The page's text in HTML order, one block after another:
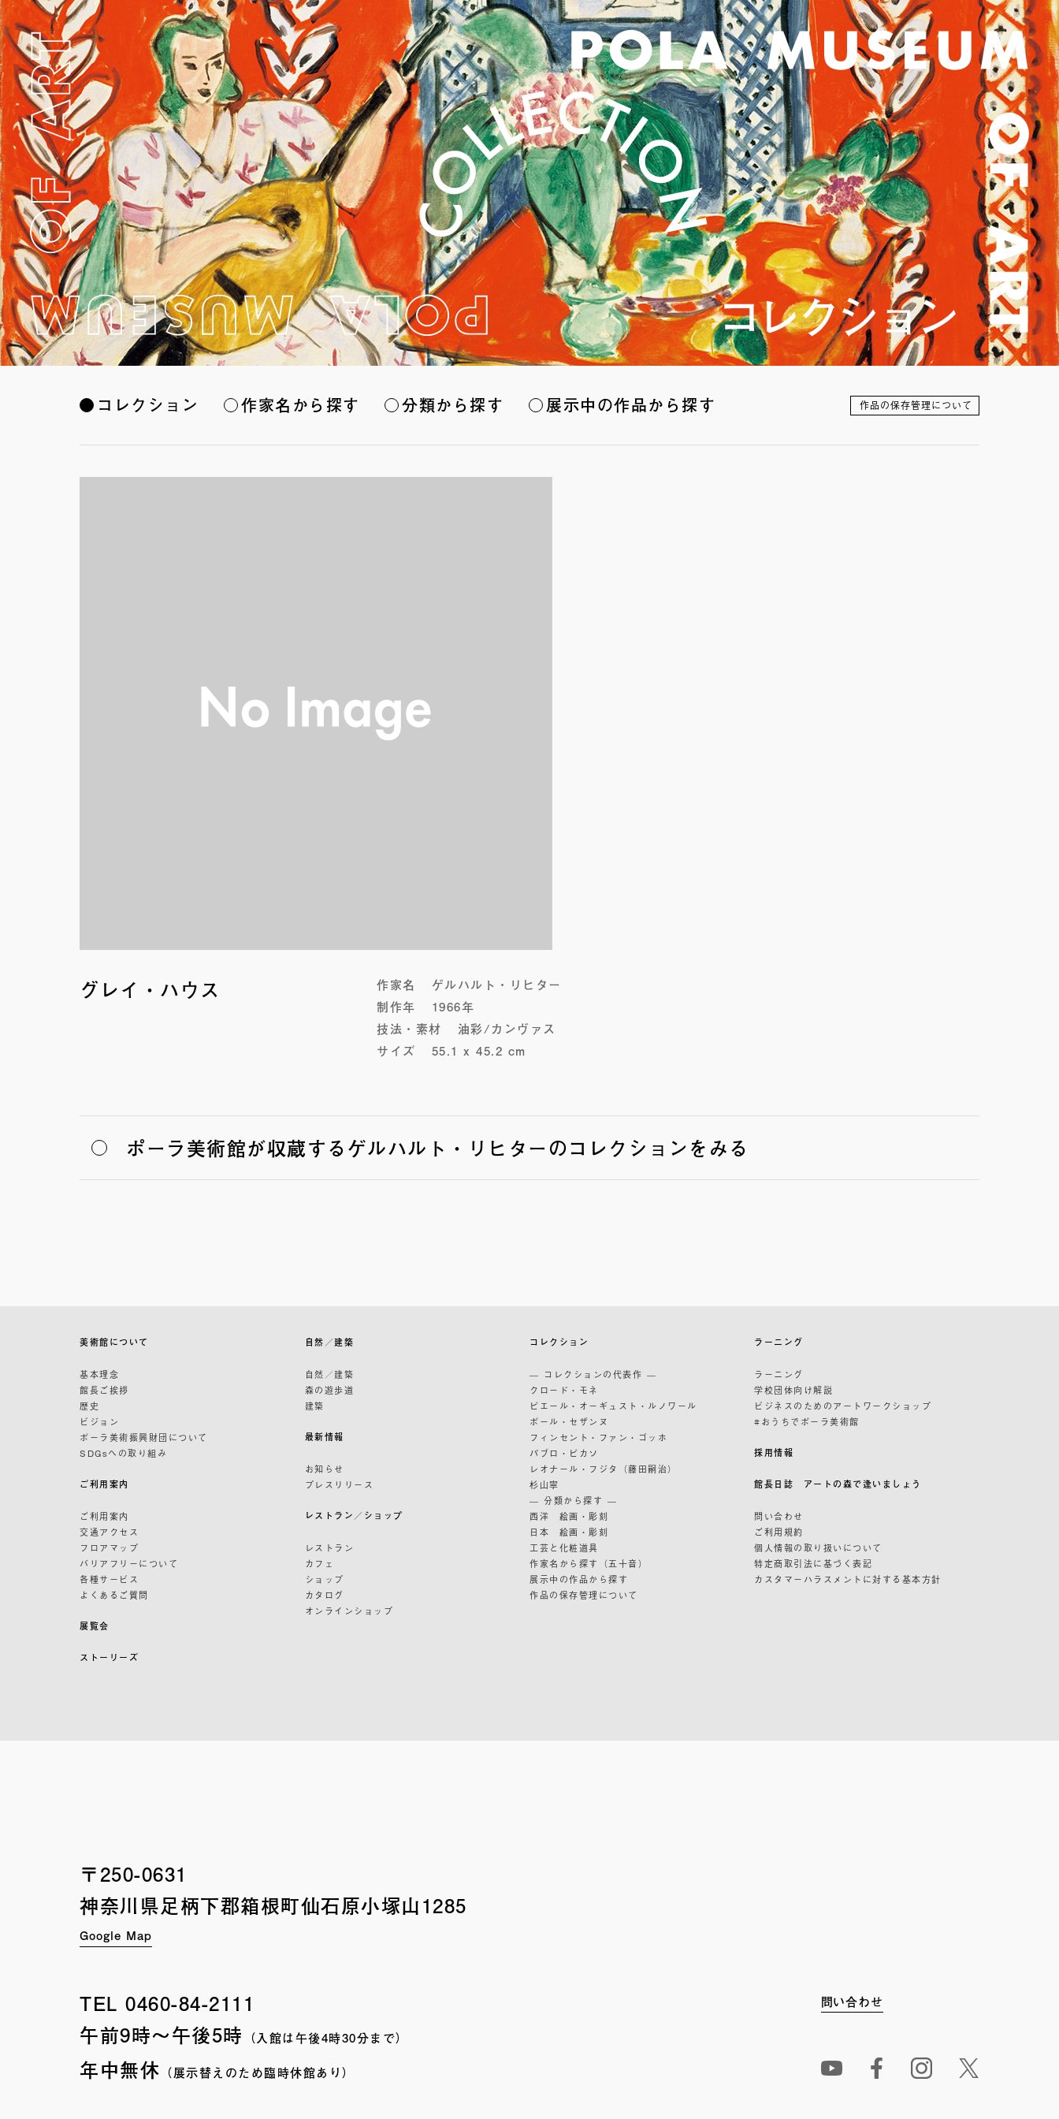
コレクション 作家名から探す 分類から探す 展示中の作品から探す 作品の保存管理について
グレイ・ハウス 作家名
ゲルハルト・リヒター
制作年
1966年
技法・素材
油彩/カンヴァス
サイズ
55.1 x 45.2 cm
ポーラ美術館が収蔵するゲルハルト・リヒターのコレクションをみる
美術館について
基本理念
館長ご挨拶
歴史
ビジョン
ポーラ美術振興財団について
SDGsへの取り組み
ご利用案内
ご利用案内
交通アクセス
フロアマップ
バリアフリーについて
各種サービス
よくあるご質問
展覧会
ストーリーズ
自然／建築
自然／建築
森の遊歩道
建築
最新情報
お知らせ
プレスリリース
レストラン／ショップ
レストラン
カフェ
ショップ
カタログ
オンラインショップ
コレクション
— コレクションの代表作 —
クロード・モネ
ピエール・オーギュスト・ルノワール
ポール・セザンヌ
フィンセント・ファン・ゴッホ
パブロ・ピカソ
レオナール・フジタ（藤田嗣治）
杉山寧
— 分類から探す —
西洋 絵画・彫刻
日本 絵画・彫刻
工芸と化粧道具
作家名から探す（五十音）
展示中の作品から探す
作品の保存管理について
ラーニング
ラーニング
学校団体向け解説
ビジネスのためのアートワークショップ
#おうちでポーラ美術館
採用情報
館長日誌 アートの森で逢いましょう
問い合わせ
ご利用規約
個人情報の取り扱いについて
特定商取引法に基づく表記
カスタマーハラスメントに対する基本方針
〒250-0631
神奈川県足柄下郡箱根町仙石原小塚山1285
Google Map
TEL0460-84-2111
午前9時〜午後5時
（入館は午後4時30分まで）
年中無休 （展示替えのため臨時休館あり）
問い合わせ